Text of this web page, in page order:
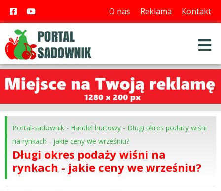
O nas Reklama Kontakt
Portal-sadownik - Handel hurtowy - Długi okres podaży wiśni
na rynkach - jakie ceny we wrześniu?
Długi okres podaży wiśni na
rynkach - jakie ceny we wrześniu?